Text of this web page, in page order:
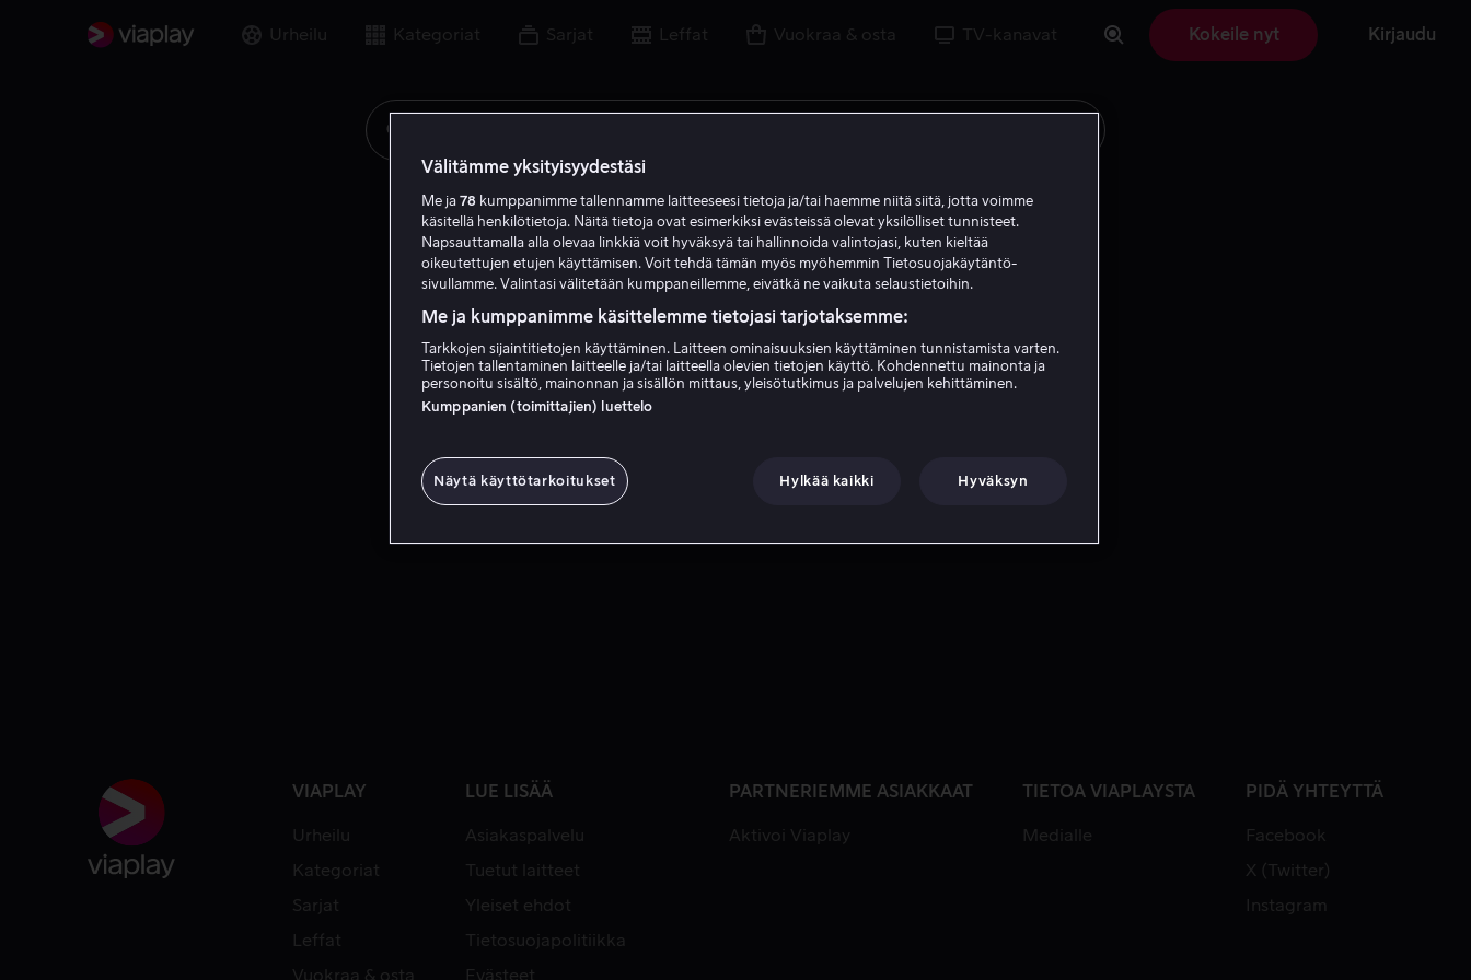
Urheilu Kategoriat Sarjat Leffat Vuokraa & osta TV-kanavat Kokeile nyt Kirjaudu
VIAPLAY
Urheilu
Kategoriat
Sarjat
Leffat
Vuokraa & osta
LUE LISÄÄ
Asiakaspalvelu
Tuetut laitteet
Yleiset ehdot
Tietosuojapolitiikka
Evästeet
PARTNERIEMME ASIAKKAAT
Aktivoi Viaplay
TIETOA VIAPLAYSTA
Medialle
PIDÄ YHTEYTTÄ
Facebook
X (Twitter)
Instagram
Välitämme yksityisyydestäsi
Me ja 78 kumppanimme tallennamme laitteeseesi tietoja ja/tai haemme niitä siitä, jotta voimme
käsitellä henkilötietoja. Näitä tietoja ovat esimerkiksi evästeissä olevat yksilölliset tunnisteet.
Napsauttamalla alla olevaa linkkiä voit hyväksyä tai hallinnoida valintojasi, kuten kieltää
oikeutettujen etujen käyttämisen. Voit tehdä tämän myös myöhemmin Tietosuojakäytäntö-
sivullamme. Valintasi välitetään kumppaneillemme, eivätkä ne vaikuta selaustietoihin.
Me ja kumppanimme käsittelemme tietojasi tarjotaksemme:
Tarkkojen sijaintitietojen käyttäminen. Laitteen ominaisuuksien käyttäminen tunnistamista varten.
Tietojen tallentaminen laitteelle ja/tai laitteella olevien tietojen käyttö. Kohdennettu mainonta ja
personoitu sisältö, mainonnan ja sisällön mittaus, yleisötutkimus ja palvelujen kehittäminen.
Kumppanien (toimittajien) luettelo
Näytä käyttötarkoitukset Hylkää kaikki Hyväksyn